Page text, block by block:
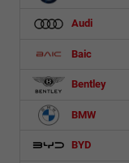
Audi
Baic
Bentley
BMW
BYD